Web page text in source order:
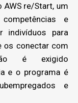
re/Start, um
e
indivíduos para
os conectar com
é exigido
e o programa é
e